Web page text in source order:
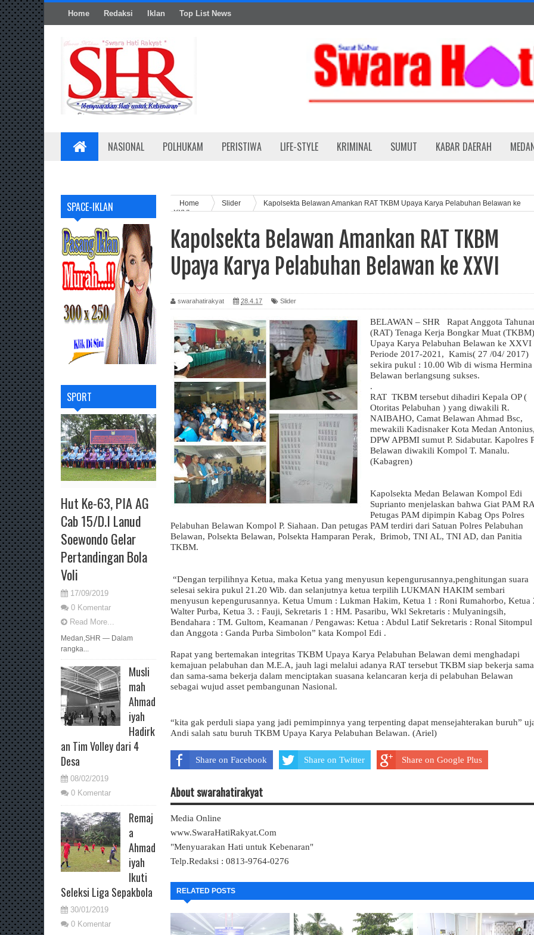
Home Redaksi Iklan Top List News
NASIONAL POLHUKAM PERISTIWA LIFE-STYLE KRIMINAL SUMUT KABAR DAERAH
SPACE-IKLAN
SPORT
Hut Ke-63, PIA AG
Cab 15/D.I Lanud
Soewondo Gelar
Pertandingan Bola
Voli
17/09/2019
0 Komentar
Read More...
Medan,SHR — Dalam
rangka...
Musli
mah
Ahmad
iyah
Hadirk
an Tim Volley dari 4
Desa
08/02/2019
0 Komentar
Remaj
a
Ahmad
iyah
Ikuti
Seleksi Liga Sepakbola
30/01/2019
0 Komentar
Home Slider
Kapolsekta Belawan Amankan RAT TKBM Upaya Karya Pelabuhan Belawan ke
XXVI
Kapolsekta Belawan Amankan RAT TKBM
Upaya Karya Pelabuhan Belawan ke XXVI
swarahatirakyat 28.4.17 Slider
BELAWAN – SHR
Rapat Anggota
(RAT) Tenaga Kerja Bongkar Muat (TKBM)
Upaya Karya Pelabuhan Belawan ke XXVI
Periode 2017-2021, Kamis( 27 /04/ 2017)
sekira pukul : 10.00 Wib di wisma Hermina
Belawan berlangsung sukses.
.
RAT TKBM tersebut dihadiri Kepala OP (
Otoritas Pelabuhan ) yang diwakili R.
NAIBAHO, Camat Belawan Ahmad Bsc,
mewakili Kadisnaker Kota Medan
DPW APBMI sumut P. Sidabutar. Kapolres
Belawan diwakili Kompol T. Manalu.
(Kabagren)
Kapolsekta Medan Belawan Kompol Edi
Suprianto menjelaskan bahwa Giat PAM
Petugas PAM dipimpin Kabag Ops Polres
Pelabuhan Belawan Kompol P. Siahaan. Dan petugas PAM terdiri dari Satuan Polres Pelabuhan
Belawan, Polsekta Belawan, Polsekta Hamparan Perak, Brimob, TNI AL, TNI AD, dan Panitia
TKBM.
“Dengan terpilihnya Ketua, maka Ketua yang menyusun kepengurusannya,penghitungan suara
selesai sekira pukul 21.20 Wib. dan selanjutnya ketua terpilih LUKMAN HAKIM sembari
menyusun kepengurusannya. Ketua Umum : Lukman Hakim, Ketua 1 : Roni Rumahorbo, Ketua
Walter Purba, Ketua 3. : Fauji, Sekretaris 1 : HM. Pasaribu, Wkl Sekretaris : Mulyaningsih,
Bendahara : TM. Gultom, Keamanan / Pengawas: Ketua : Abdul Latif Sekretaris : Ronal Sitompul
dan Anggota : Ganda Purba Simbolon” kata Kompol Edi .
Rapat yang bertemakan integritas TKBM Upaya Karya Pelabuhan Belawan demi menghadapi
kemajuan pelabuhan dan M.E.A, jauh lagi melalui adanya RAT tersebut TKBM siap bekerja sama
dan sama-sama bekerja dalam menciptakan suasana kelancaran kerja di pelabuhan Belawan
sebagai wujud asset pembangunan Nasional.
“kita gak perduli siapa yang jadi pemimpinnya yang terpenting dapat mensejahterakan buruh”
Andi salah satu buruh TKBM Upaya Karya Pelabuhan Belawan. (Ariel)
Share on Facebook Share on Twitter Share on Google Plus
About swarahatirakyat
Media Online
www.SwaraHatiRakyat.Com
"Menyuarakan Hati untuk Kebenaran"
Telp.Redaksi : 0813-9764-0276
RELATED POSTS